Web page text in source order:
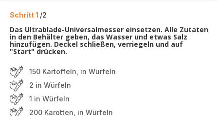
Schritt 1 /2
Das Ultrablade-Universalmesser einsetzen. Alle Zutaten
in den Behälter geben, das Wasser und etwas Salz
hinzufügen. Deckel schließen, verriegeln und auf
"Start" drücken.
150 Kartoffeln, in Würfeln
2 in Würfeln
1 in Würfeln
200 Karotten, in Würfeln